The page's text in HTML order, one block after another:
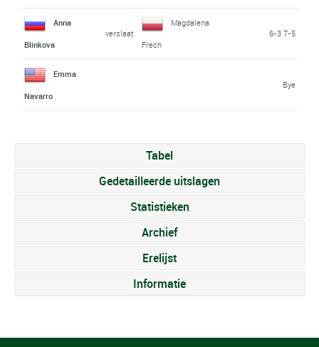
Anna
Blinkova
verslaat
Magdalena
Frech
6-3 7-5
Emma
Navarro
Bye
Tabel
Gedetailleerde uitslagen
Statistieken
Archief
Erelijst
Informatie